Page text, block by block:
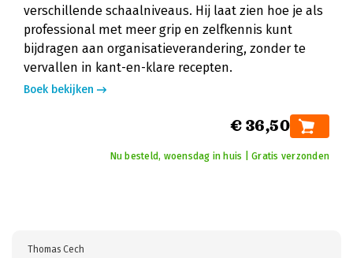
verschillende schaalniveaus. Hij laat zien hoe je als
professional met meer grip en zelfkennis kunt
bijdragen aan organisatieverandering, zonder te
vervallen in kant-en-klare recepten.
Boek bekijken
€ 36,50
Nu besteld, woensdag in huis | Gratis verzonden
Thomas Cech